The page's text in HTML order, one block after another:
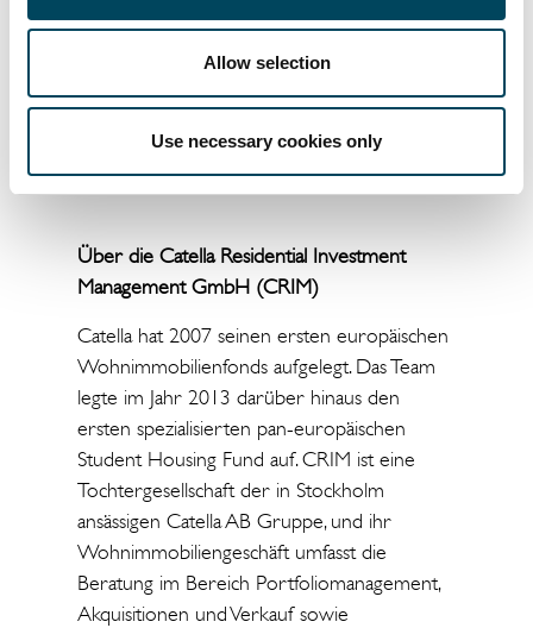
Allow selection
Use necessary cookies only
für das Asset Management des Wohnturms
Das Projekt wird zudem in Zusammenarbeit
Über die Catella Residential Investment
Management GmbH (CRIM)
Catella hat 2007 seinen ersten europäischen
Wohnimmobilienfonds aufgelegt. Das Team
legte im Jahr 2013 darüber hinaus den
ersten spezialisierten pan-europäischen
Student Housing Fund auf. CRIM ist eine
Tochtergesellschaft der in Stockholm
ansässigen Catella AB Gruppe, und ihr
Wohnimmobiliengeschäft umfasst die
Beratung im Bereich Portfoliomanagement,
Akquisitionen und Verkauf sowie